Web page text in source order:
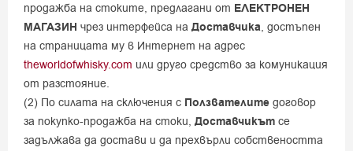
продажба на стоките, предлагани от ЕЛЕКТРОНЕН
МАГАЗИН чрез интерфейса на Доставчика, достъпен
на страницата му в Интернет на адрес
theworldofwhisky.com или друго средство за комуникация
от разстояние.
(2) По силата на сключения с Ползвателите договор
за покупко-продажба на стоки, Доставчикът се
задължава да достави и да прехвърли собствеността